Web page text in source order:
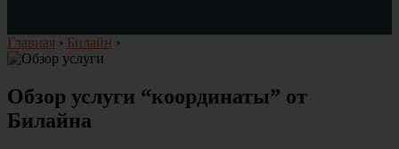
Главная › Билайн ›
Обзор услуги “координаты” от
Билайна